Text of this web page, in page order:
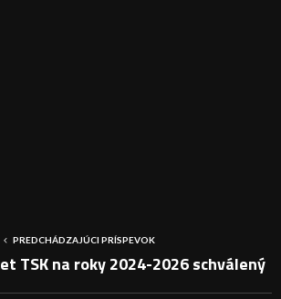
PREDCHÁDZAJÚCI PRÍSPEVOK
TSK na roky 2024-2026 schválený